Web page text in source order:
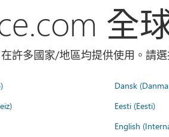
全
許多國家/地區均提供使用。請
Dansk
Eesti (Eesti)
English